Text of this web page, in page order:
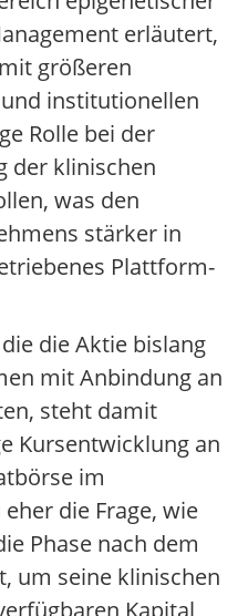
erläutert,
größeren
institutionellen
Rolle bei der
der klinischen
was den
stärker in
Plattform-
die Aktie bislang
mit Anbindung an
steht damit
Kursentwicklung an
im
die Frage, wie
Phase nach dem
um seine klinischen